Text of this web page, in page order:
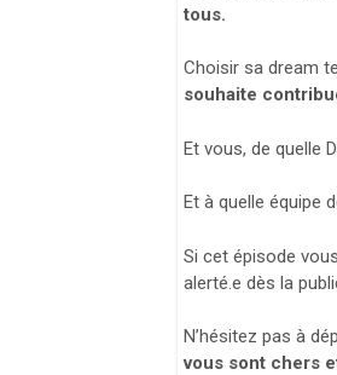
tous.
Choisir sa dream
souhaite
Et vous, de quelle
Et à quelle équipe
Si cet épisode
alerté.e dès la
N’hésitez pas à
vous sont chers